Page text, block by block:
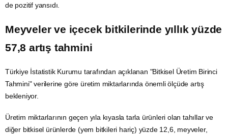
de pozitif yansıdı.
Meyveler ve içecek bitkilerinde yıllık yüzde
57,8 artış tahmini
Türkiye İstatistik Kurumu tarafından açıklanan "Bitkisel Üretim Birinci
Tahmini" verilerine göre üretim miktarlarında önemli ölçüde artış
bekleniyor.
Üretim miktarlarının geçen yıla kıyasla tarla ürünleri olan tahıllar ve
diğer bitkisel ürünlerde (yem bitkileri hariç) yüzde 12,6, meyveler,